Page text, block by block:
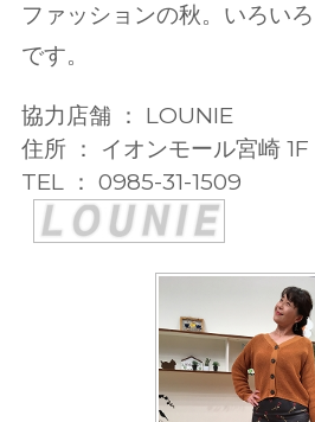
ファッションの秋。いろい
です。
協力店舗 ： LOUNIE
住所 ： イオンモール宮崎 1F
TEL ： 0985-31-1509